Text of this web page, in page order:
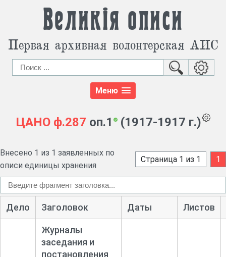
Великія описи
Первая архивная волонтерская АИС
Меню
ЦАНО ф.287 оп.1 (1917-1917 г.)
Внесено 1 из 1 заявленных по
описи единицы хранения
Страница 1 из 1 1
Дело Заголовок Даты Листов
Журналы
заседания и
постановления